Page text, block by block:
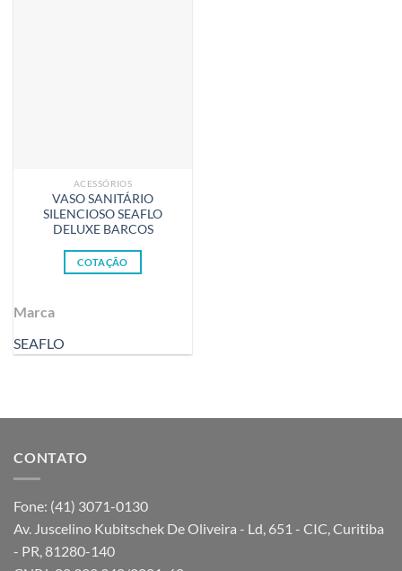
ACESSÓRIOS
VASO SANITÁRIO
SILENCIOSO SEAFLO
DELUXE BARCOS
COTAÇÃO
Marca
SEAFLO
CONTATO
Fone: (41) 3071-0130
Av. Juscelino Kubitschek De Oliveira - Ld, 651 - CIC, Curitiba
- PR, 81280-140